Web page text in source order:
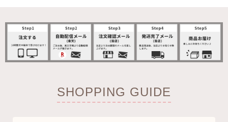
SHOPPING GUIDE